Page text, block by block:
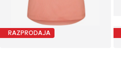
RAZPRODAJA